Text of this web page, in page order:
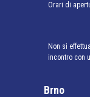
Orari di
Non si
incontro con
Brno